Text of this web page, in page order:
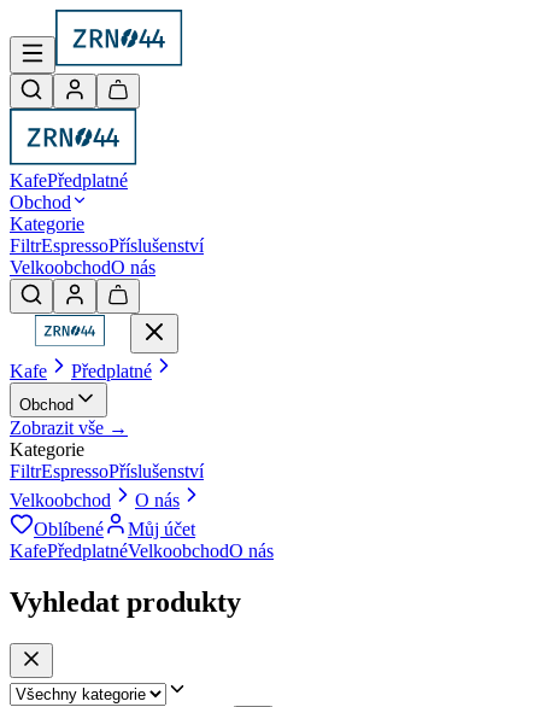
KafePředplatné
Obchod
Kategorie
FiltrEspressoPříslušenství
VelkoobchodO nás
Kafe Předplatné
Obchod
Zobrazit vše →
Kategorie
FiltrEspressoPříslušenství
Velkoobchod
O nás
Oblíbené
Můj účet
KafePředplatnéVelkoobchodO nás
Vyhledat produkty